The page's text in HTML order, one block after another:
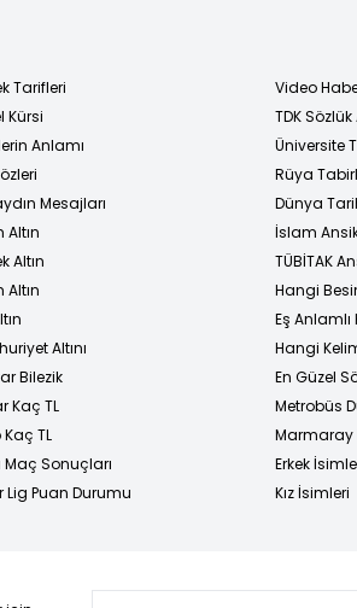
Tarifleri
Kürsi
Anlamı
Mesajları
Altın
Altın
Altın
Altını
Bilezik
Kaç TL
Kaç TL
Maç Sonuçları
Lig Puan Durumu
Video
TDK
Üniversite
Rüya
Dünya
İslam
TÜBİTAK
Hangi
Eş
Hangi
En Güzel
Metrobüs
Marmaray
Erkek
Kız İsimleri